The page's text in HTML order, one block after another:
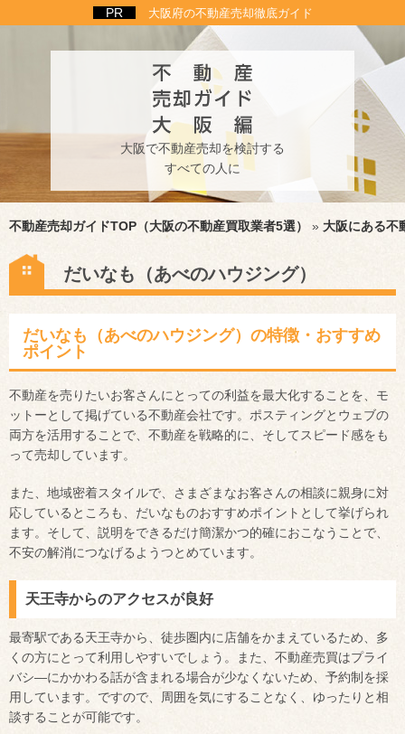
大阪府の不動産売却徹底ガイド
大阪で不動産売却を検討する
すべての人に
不動産売却ガイドTOP（大阪の不動産買取業者5選） » 大阪にある不
だいなも（あべのハウジング）
だいなも（あべのハウジング）の特徴・おすすめ
ポイント
不動産を売りたいお客さんにとっての利益を最大化することを、モ
ットーとして掲げている不動産会社です。ポスティングとウェブの
両方を活用することで、不動産を戦略的に、そしてスピード感をも
って売却しています。
また、地域密着スタイルで、さまざまなお客さんの相談に親身に対
応しているところも、だいなものおすすめポイントとして挙げられ
ます。そして、説明をできるだけ簡潔かつ的確におこなうことで、
不安の解消につなげるようつとめています。
天王寺からのアクセスが良好
最寄駅である天王寺から、徒歩圏内に店舗をかまえているため、多
くの方にとって利用しやすいでしょう。また、不動産売買はプライ
バシ―にかかわる話が含まれる場合が少なくないため、予約制を採
用しています。ですので、周囲を気にすることなく、ゆったりと相
談することが可能です。